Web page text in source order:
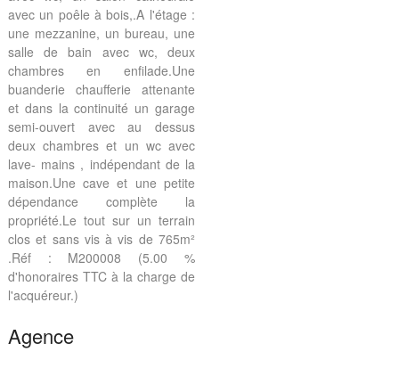
avec un poêle à bois,.A l'étage :
une mezzanine, un bureau, une
salle de bain avec wc, deux
chambres en enfilade.Une
buanderie chaufferie attenante
et dans la continuité un garage
semi-ouvert avec au dessus
deux chambres et un wc avec
lave- mains , indépendant de la
maison.Une cave et une petite
dépendance complète la
propriété.Le tout sur un terrain
clos et sans vis à vis de 765m²
.Réf : M200008 (5.00 %
d'honoraires TTC à la charge de
l'acquéreur.)
Agence